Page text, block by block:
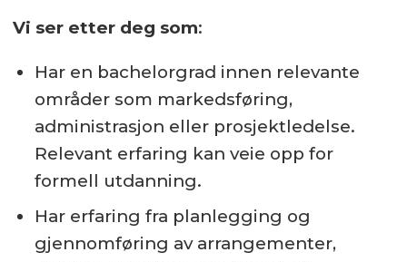
Vi ser etter deg som:
Har en bachelorgrad innen relevante
områder som markedsføring,
administrasjon eller prosjektledelse.
Relevant erfaring kan veie opp for
formell utdanning.
Har erfaring fra planlegging og
gjennomføring av arrangementer,